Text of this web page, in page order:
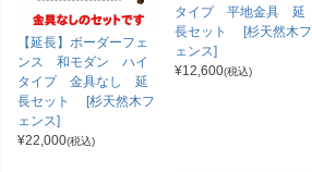
【延長】ボーダーフェ
ンス 和モダン ハイ
タイプ 金具なし 延
長セット [杉天然木フ
ェンス]
¥22,000(税込)
タイプ 平地金具 延
長セット [杉天然木フ
ェンス]
¥12,600(税込)